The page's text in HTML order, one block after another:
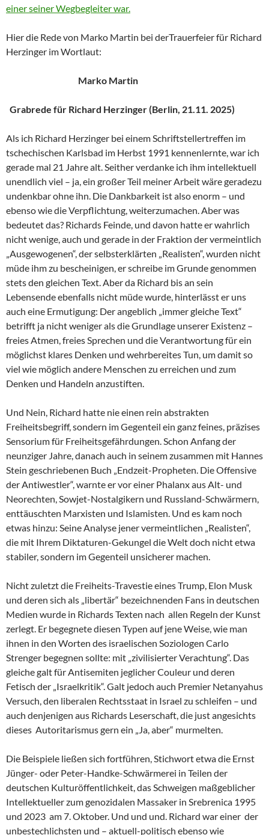
einer seiner Wegbegleiter war.
Hier die Rede von Marko Martin bei derTrauerfeier für Richard
Herzinger im Wortlaut:
Marko Martin
Grabrede für Richard Herzinger (Berlin, 21.11. 2025)
Als ich Richard Herzinger bei einem Schriftstellertreffen im
tschechischen Karlsbad im Herbst 1991 kennenlernte, war ich
gerade mal 21 Jahre alt. Seither verdanke ich ihm intellektuell
unendlich viel – ja, ein großer Teil meiner Arbeit wäre geradezu
undenkbar ohne ihn. Die Dankbarkeit ist also enorm – und
ebenso wie die Verpflichtung, weiterzumachen. Aber was
bedeutet das? Richards Feinde, und davon hatte er wahrlich
nicht wenige, auch und gerade in der Fraktion der vermeintlich
„Ausgewogenen“, der selbsterklärten „Realisten“, wurden nicht
müde ihm zu bescheinigen, er schreibe im Grunde genommen
stets den gleichen Text. Aber da Richard bis an sein
Lebensende ebenfalls nicht müde wurde, hinterlässt er uns
auch eine Ermutigung: Der angeblich „immer gleiche Text“
betrifft ja nicht weniger als die Grundlage unserer Existenz –
freies Atmen, freies Sprechen und die Verantwortung für ein
möglichst klares Denken und wehrbereites Tun, um damit so
viel wie möglich andere Menschen zu erreichen und zum
Denken und Handeln anzustiften.
Und Nein, Richard hatte nie einen rein abstrakten
Freiheitsbegriff, sondern im Gegenteil ein ganz feines, präzises
Sensorium für Freiheitsgefährdungen. Schon Anfang der
neunziger Jahre, danach auch in seinem zusammen mit Hannes
Stein geschriebenen Buch „Endzeit-Propheten. Die Offensive
der Antiwestler“, warnte er vor einer Phalanx aus Alt- und
Neorechten, Sowjet-Nostalgikern und Russland-Schwärmern,
enttäuschten Marxisten und Islamisten. Und es kam noch
etwas hinzu: Seine Analyse jener vermeintlichen „Realisten“,
die mit Ihrem Diktaturen-Gekungel die Welt doch nicht etwa
stabiler, sondern im Gegenteil unsicherer machen.
Nicht zuletzt die Freiheits-Travestie eines Trump, Elon Musk
und deren sich als „libertär“ bezeichnenden Fans in deutschen
Medien wurde in Richards Texten nach allen Regeln der Kunst
zerlegt. Er begegnete diesen Typen auf jene Weise, wie man
ihnen in den Worten des israelischen Soziologen Carlo
Strenger begegnen sollte: mit „zivilisierter Verachtung“. Das
gleiche galt für Antisemiten jeglicher Couleur und deren
Fetisch der „Israelkritik“. Galt jedoch auch Premier Netanyahus
Versuch, den liberalen Rechtsstaat in Israel zu schleifen – und
auch denjenigen aus Richards Leserschaft, die just angesichts
dieses Autoritarismus gern ein „Ja, aber“ murmelten.
Die Beispiele ließen sich fortführen, Stichwort etwa die Ernst
Jünger- oder Peter-Handke-Schwärmerei in Teilen der
deutschen Kulturöffentlichkeit, das Schweigen maßgeblicher
Intellektueller zum genozidalen Massaker in Srebrenica 1995
und 2023 am 7. Oktober. Und und und. Richard war einer der
unbestechlichsten und – aktuell-politisch ebenso wie